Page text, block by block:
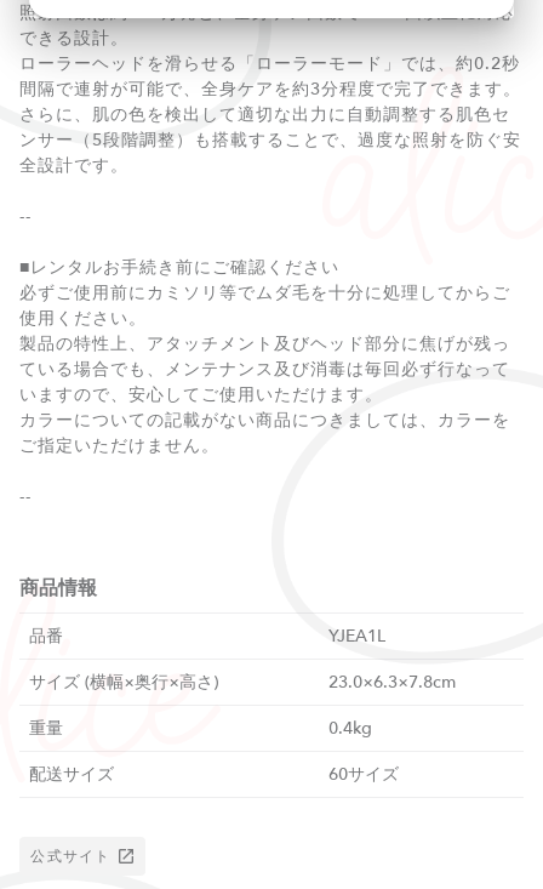
照射回数は約100万発と、全身ケア回数で1500回以上に対応
できる設計。
ローラーヘッドを滑らせる「ローラーモード」では、約0.2秒
間隔で連射が可能で、全身ケアを約3分程度で完了できます。
さらに、肌の色を検出して適切な出力に自動調整する肌色セ
ンサー（5段階調整）も搭載することで、過度な照射を防ぐ安
全設計です。
--
■レンタルお手続き前にご確認ください
必ずご使用前にカミソリ等でムダ毛を十分に処理してからご
使用ください。
製品の特性上、アタッチメント及びヘッド部分に焦げが残っ
ている場合でも、メンテナンス及び消毒は毎回必ず行なって
いますので、安心してご使用いただけます。
カラーについての記載がない商品につきましては、カラーを
ご指定いただけません。
--
商品情報
品番
YJEA1L
サイズ (横幅×奥行×高さ)
23.0×6.3×7.8cm
重量
0.4kg
配送サイズ
60サイズ
公式サイト